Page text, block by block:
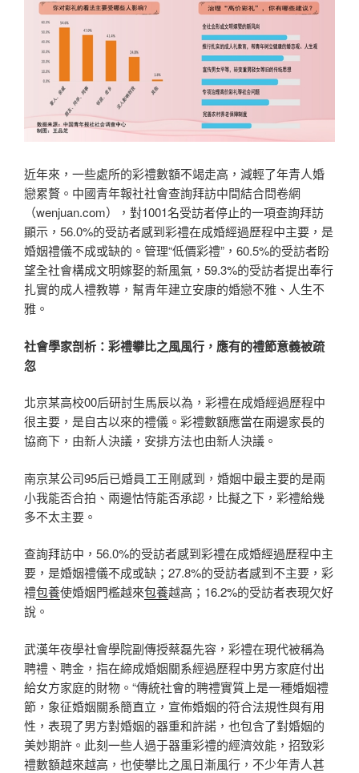
近年來，一些處所的彩禮數額不竭走高，減輕了年青人婚
戀累贅。中國青年報社社會查詢拜訪中間結合問卷網
（wenjuan.com），對1001名受訪者停止的一項查詢拜訪
顯示，56.0%的受訪者感到彩禮在成婚經過歷程中主要，是
婚姻禮儀不成或缺的。管理“低價彩禮”，60.5%的受訪者盼
望全社會構成文明嫁娶的新風氣，59.3%的受訪者提出奉行
扎實的成人禮教導，幫青年建立安康的婚戀不雅、人生不
雅。
社會學家剖析：彩禮攀比之風風行，應有的禮節意義被疏
忽
北京某高校00后研討生馬辰以為，彩禮在成婚經過歷程中
很主要，是自古以來的禮儀。彩禮數額應當在兩邊家長的
協商下，由新人決議，安排方法也由新人決議。
南京某公司95后已婚員工王剛感到，婚姻中最主要的是兩
小我能否合拍、兩邊怙恃能否承認，比擬之下，彩禮給幾
多不太主要。
查詢拜訪中，56.0%的受訪者感到彩禮在成婚經過歷程中主
要，是婚姻禮儀不成或缺；27.8%的受訪者感到不主要，彩
禮包養使婚姻門檻越來包養越高；16.2%的受訪者表現欠好
說。
武漢年夜學社會學院副傳授蔡磊先容，彩禮在現代被稱為
聘禮、聘金，指在締成婚姻關系經過歷程中男方家庭付出
給女方家庭的財物。“傳統社會的聘禮實質上是一種婚姻禮
節，象征婚姻關系簡直立，宣佈婚姻的符合法規性與有用
性，表現了男方對婚姻的器重和許諾，也包含了對婚姻的
美妙期許。此刻一些人過于器重彩禮的經濟效能，招致彩
禮數額越來越高，也使攀比之風日漸風行，不少年青人甚